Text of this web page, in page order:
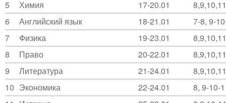
5
Химия 17-20.01
8,9,10,11
6
Английский язык 18-21.01
7-8, 9-
7
Физика 19-23.01
8,9,10,11
8
Право 20-22.01
8,9,10,11
9
Литература 21-24.01
8,9,10,11
10 Экономика 22-24.01
8, 9-10-